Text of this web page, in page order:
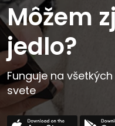
Môžem
jedlo?
Funguje na
svete